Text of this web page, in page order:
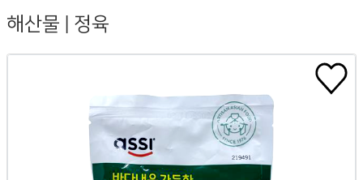
해산물 | 정육